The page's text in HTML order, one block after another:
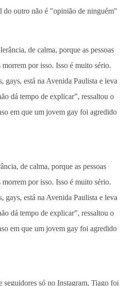
do outro não é "opinião de ninguém"
de calma, porque as pessoas
por isso. Isso é muito sério.
gays, está na Avenida Paulista e leva
dá tempo de explicar”, ressaltou o
em que um jovem gay foi agredido